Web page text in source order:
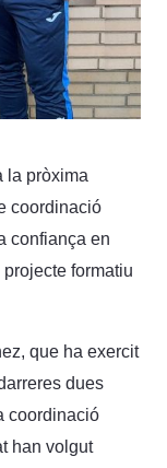
la pròxima
coordinació
confiança en
formatiu
que ha exercit
dues
coordinació
han volgut